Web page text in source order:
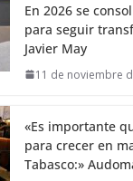
En 2026 se
para seguir
Javier May
11 de noviembre
«Es importante
para crecer en
Tabasco:»